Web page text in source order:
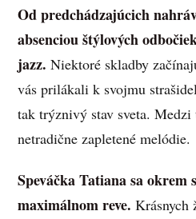
Od predchádzajúcich
absenciou štýlových
jazz. Niektoré skladby
vás prilákali k svojmu
tak trýznivý stav sveta.
netradične zapletené melódie.
Speváčka Tatiana sa okrem
maximálnom reve. Krásnych